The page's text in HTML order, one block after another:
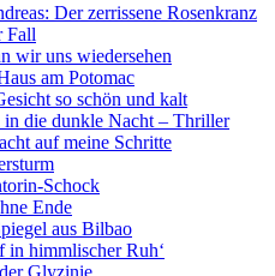
Der zerrissene Rosenkranz
Fall
wir uns wiedersehen
am Potomac
so schön und kalt
die dunkle Nacht – Thriller
auf meine Schritte
Schock
Ende
aus Bilbao
in himmlischer Ruh‘
Glyzinie